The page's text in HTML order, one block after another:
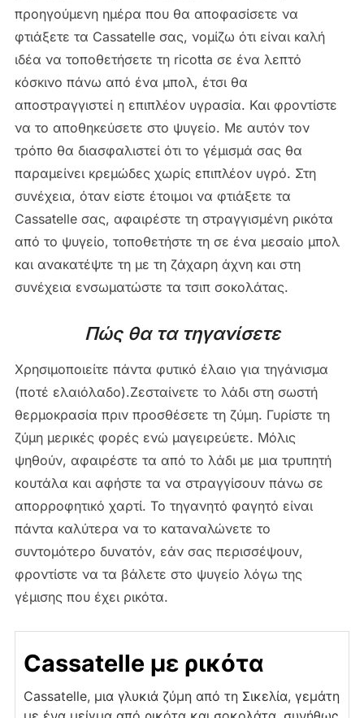
προηγούμενη ημέρα που θα αποφασίσετε να
φτιάξετε τα Cassatelle σας, νομίζω ότι είναι καλή
ιδέα να τοποθετήσετε τη ricotta σε ένα λεπτό
κόσκινο πάνω από ένα μπολ, έτσι θα
αποστραγγιστεί η επιπλέον υγρασία. Και φροντίστε
να το αποθηκεύσετε στο ψυγείο. Με αυτόν τον
τρόπο θα διασφαλιστεί ότι το γέμισμά σας θα
παραμείνει κρεμώδες χωρίς επιπλέον υγρό. Στη
συνέχεια, όταν είστε έτοιμοι να φτιάξετε τα
Cassatelle σας, αφαιρέστε τη στραγγισμένη ρικότα
από το ψυγείο, τοποθετήστε τη σε ένα μεσαίο μπολ
και ανακατέψτε τη με τη ζάχαρη άχνη και στη
συνέχεια ενσωματώστε τα τσιπ σοκολάτας.
Πώς θα τα τηγανίσετε
Χρησιμοποιείτε πάντα φυτικό έλαιο για τηγάνισμα
(ποτέ ελαιόλαδο).Ζεσταίνετε το λάδι στη σωστή
θερμοκρασία πριν προσθέσετε τη ζύμη. Γυρίστε τη
ζύμη μερικές φορές ενώ μαγειρεύετε. Μόλις
ψηθούν, αφαιρέστε τα από το λάδι με μια τρυπητή
κουτάλα και αφήστε τα να στραγγίσουν πάνω σε
απορροφητικό χαρτί. Το τηγανητό φαγητό είναι
πάντα καλύτερα να το καταναλώνετε το
συντομότερο δυνατόν, εάν σας περισσέψουν,
φροντίστε να τα βάλετε στο ψυγείο λόγω της
γέμισης που έχει ρικότα.
Cassatelle με ρικότα
Cassatelle, μια γλυκιά ζύμη από τη Σικελία, γεμάτη